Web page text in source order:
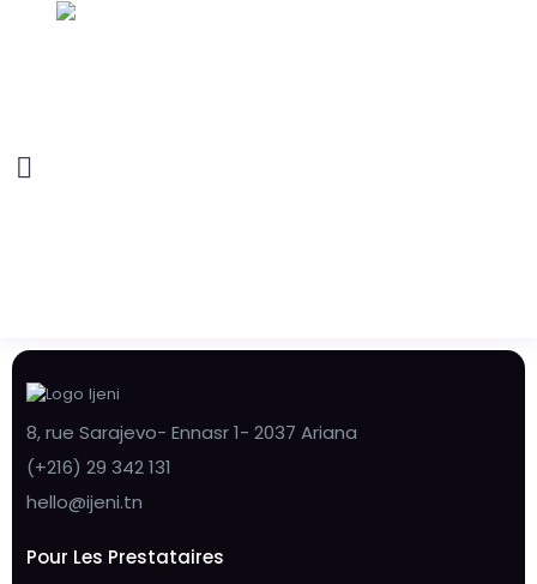
8, rue Sarajevo- Ennasr 1- 2037 Ariana
(+216) 29 342 131
hello@ijeni.tn
Pour Les Prestataires